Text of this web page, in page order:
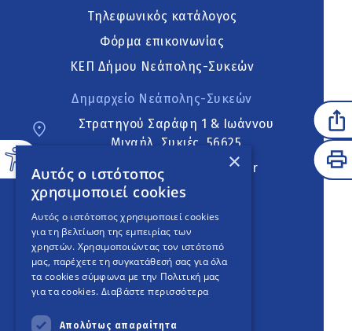
Τηλεφωνικός κατάλογος
Φόρμα επικοινωνίας
ΚΕΠ Δήμου Νεάπολης-Συκεών
Δημαρχείο Νεάπολης-Συκεών
Στρατηγού Σαράφη 1 & Ιωάννου
Μιχαήλ, Συκιές, 56625
neapoli.sykies@ddt.gov.gr
Ακολουθήστε
English Version
An project
×
Αυτός ο ιστότοπος
χρησιμοποιεί cookies
Αυτός ο ιστότοπος χρησιμοποιεί cookies
για τη βελτίωση της εμπειρίας των
χρηστών. Χρησιμοποιώντας τον ιστότοπό
μας, παρέχετε τη συγκατάθεσή σας για όλα
τα cookies σύμφωνα με την Πολιτική μας
για τα cookies. Διαβάστε περισσότερα
Απολύτως απαραίτητα